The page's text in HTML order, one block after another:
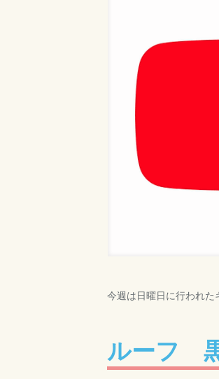
今週は日曜日に行われた
ルーフ